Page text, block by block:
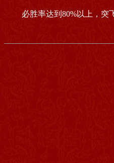
必胜率达到80%以上，突